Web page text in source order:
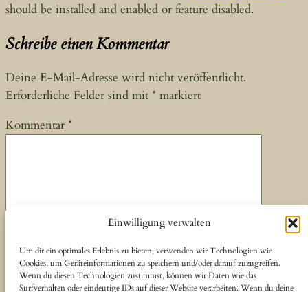
Einwilligung verwalten
Um dir ein optimales Erlebnis zu bieten, verwenden wir Technologien wie
Cookies, um Geräteinformationen zu speichern und/oder darauf zuzugreifen.
Wenn du diesen Technologien zustimmst, können wir Daten wie das
Surfverhalten oder eindeutige IDs auf dieser Website verarbeiten. Wenn du deine
should be installed and enabled or feature disabled.
Schreibe einen Kommentar
Deine E-Mail-Adresse wird nicht veröffentlicht.
Erforderliche Felder sind mit * markiert
Kommentar *
Name*
E-Mail-Adresse*